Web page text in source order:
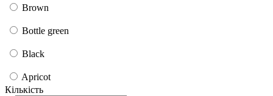
Brown
Bottle green
Black
Apricot
Кількість